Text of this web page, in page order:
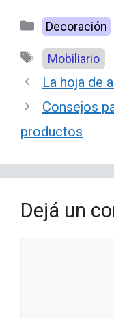
Categorías
Decoración
Etiquetas
Mobiliario
La hoja de
Consejos
productos
Dejá un